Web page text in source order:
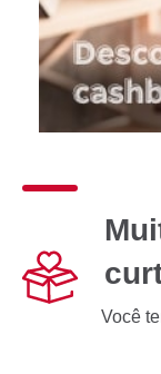
Você